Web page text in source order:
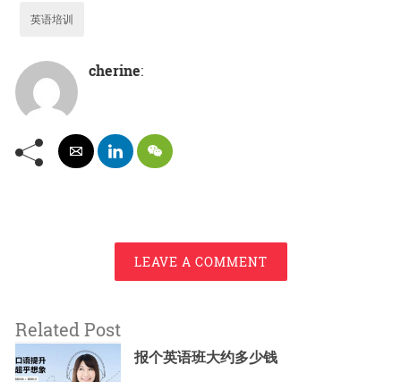
英语培训
cherine:
LEAVE A COMMENT
Related Post
报个英语班大约多少钱